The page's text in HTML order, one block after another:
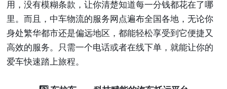
用，没有模糊条款，让你清楚知道每一分钱都花在了哪
里。而且，中车物流的服务网点遍布全国各地，无论你
身处繁华都市还是偏远地区，都能轻松享受到它便捷又
高效的服务。只需一个电话或者在线下单，就能让你的
爱车快速踏上旅程。